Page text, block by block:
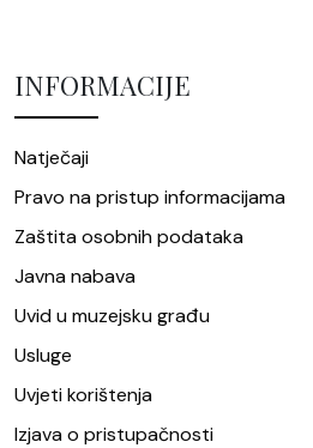
INFORMACIJE
Natječaji
Pravo na pristup informacijama
Zaštita osobnih podataka
Javna nabava
Uvid u muzejsku građu
Usluge
Uvjeti korištenja
Izjava o pristupačnosti